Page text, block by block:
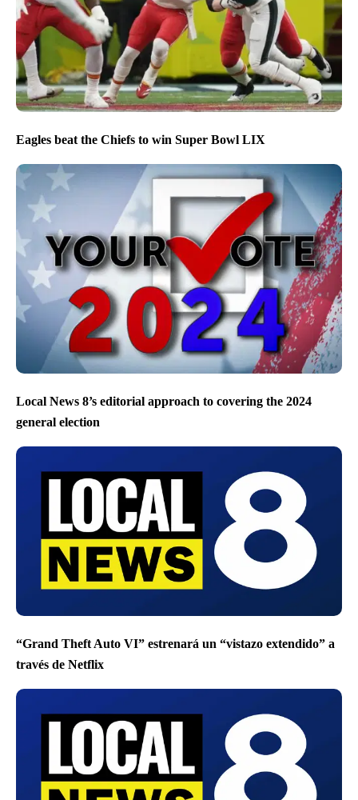
Eagles beat the Chiefs to win Super Bowl LIX
Local News 8’s editorial approach to covering the 2024
general election
“Grand Theft Auto VI” estrenará un “vistazo extendido” a
través de Netflix